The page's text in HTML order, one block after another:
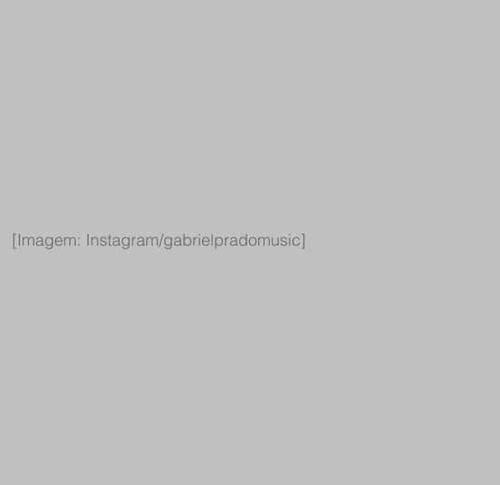
                                        [Imagem: Instagram/gabrielpradomusic]